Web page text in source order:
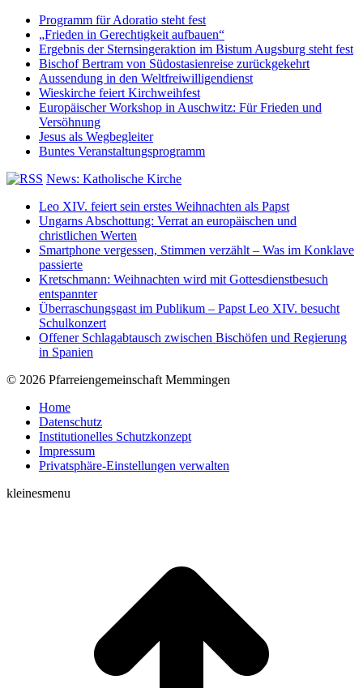
Programm für Adoratio steht fest
„Frieden in Gerechtigkeit aufbauen“
Ergebnis der Sternsingeraktion im Bistum Augsburg steht fest
Bischof Bertram von Südostasienreise zurückgekehrt
Aussendung in den Weltfreiwilligendienst
Wieskirche feiert Kirchweihfest
Europäischer Workshop in Auschwitz: Für Frieden und
Versöhnung
Jesus als Wegbegleiter
Buntes Veranstaltungsprogramm
News: Katholische Kirche
Leo XIV. feiert sein erstes Weihnachten als Papst
Ungarns Abschottung: Verrat an europäischen und
christlichen Werten
Smartphone vergessen, Stimmen verzählt – Was im Konklave
passierte
Kretschmann: Weihnachten wird mit Gottesdienstbesuch
entspannter
Überraschungsgast im Publikum – Papst Leo XIV. besucht
Schulkonzert
Offener Schlagabtausch zwischen Bischöfen und Regierung
in Spanien
© 2026 Pfarreiengemeinschaft Memmingen
Home
Datenschutz
Institutionelles Schutzkonzept
Impressum
Privatsphäre-Einstellungen verwalten
kleinesmenu